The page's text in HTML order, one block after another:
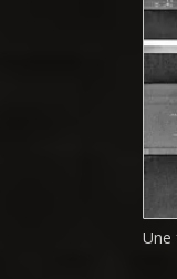
Une